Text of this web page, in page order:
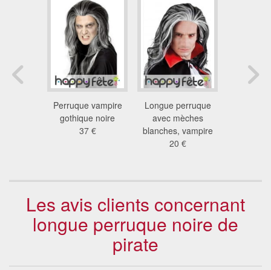
Perruque vampire
gothique noire
37 €
Longue perruque
avec mèches
blanches, vampire
20 €
Les avis clients concernant
longue perruque noire de
pirate